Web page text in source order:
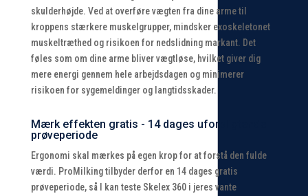
skulderhøjde. Ved at overføre vægten fra dine arme til
kroppens stærkere muskelgrupper, mindsker exoskeletonet
muskeltræthed og risikoen for nedslidning markant. Det
føles som om dine arme bliver vægtløse, hvilket giver dig
mere energi gennem hele arbejdsdagen og minimerer
risikoen for sygemeldinger og langtidsskader.
Mærk effekten gratis - 14 dages uforpligtende
prøveperiode
Ergonomi skal mærkes på egen krop for at forstå den fulde
værdi. ProMilking tilbyder derfor en 14 dages gratis
prøveperiode, så I kan teste Skelex 360 i jeres vante